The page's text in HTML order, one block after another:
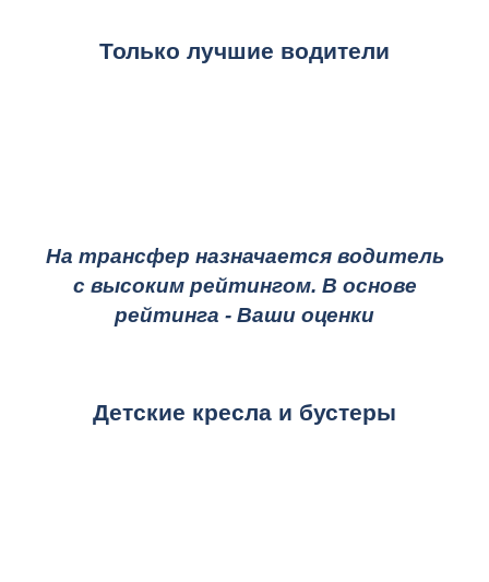
Только лучшие водители
На трансфер назначается водитель
с высоким рейтингом. В основе
рейтинга - Ваши оценки
Детские кресла и бустеры